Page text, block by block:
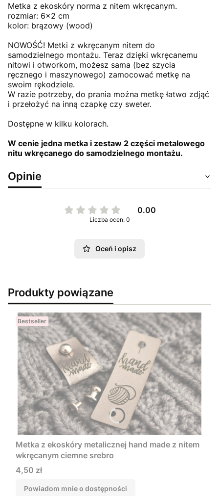
Metka z ekoskóry norma z nitem wkręcanym.
rozmiar: 6x2 cm
kolor: brązowy (wood)
NOWOŚĆ! Metki z wkręcanym nitem do
samodzielnego montażu. Teraz dzięki wkręcanemu
nitowi i otworkom, możesz sama (bez szycia
ręcznego i maszynowego) zamocować metkę na
swoim rękodziele.
W razie potrzeby, do prania można metkę łatwo zdjąć
i przełożyć na inną czapkę czy sweter.
Dostępne w kilku kolorach.
W cenie jedna metka i zestaw 2 części metalowego
nitu wkręcanego do samodzielnego montażu.
Opinie
0.00
Liczba ocen: 0
Oceń i opisz
Produkty powiązane
Bestseller
Metka z ekoskóry metalicznej hand made z nitem
wkręcanym ciemne srebro
Cena
4,50 zł
Powiadom mnie o dostępności